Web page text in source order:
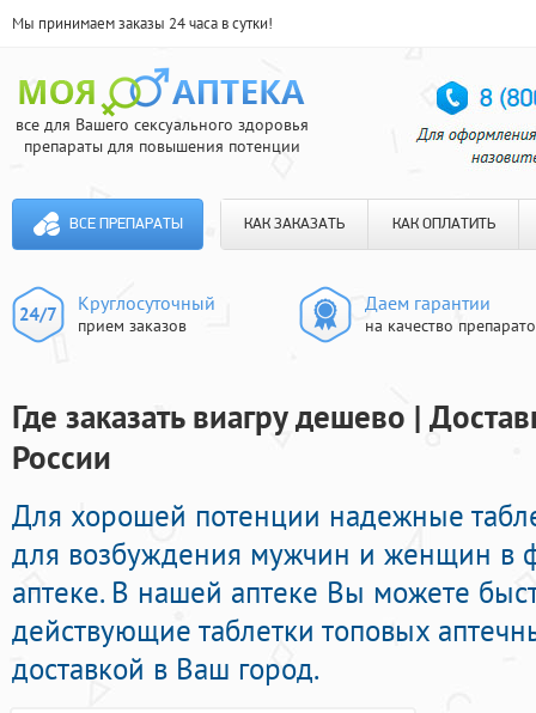
Мы принимаем заказы 24 часа в сутки!
все для Вашего сексуального здоровья
препараты для повышения потенции
ВСЕ ПРЕПАРАТЫ КАК ЗАКАЗАТЬ КАК ОПЛАТИТЬ
Круглосуточный
прием заказов
Даем гарантии
на качество
Где заказать виагру дешево |
России
Для хорошей потенции надежные
для возбуждения мужчин и женщин в
аптеке. В нашей аптеке Вы можете
действующие таблетки топовых
доставкой в Ваш город.